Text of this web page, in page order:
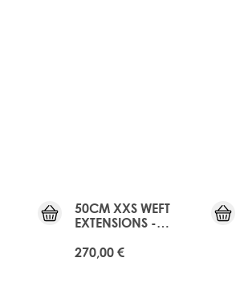
50CM XXS WEFT
EXTENSIONS -
270,00 €